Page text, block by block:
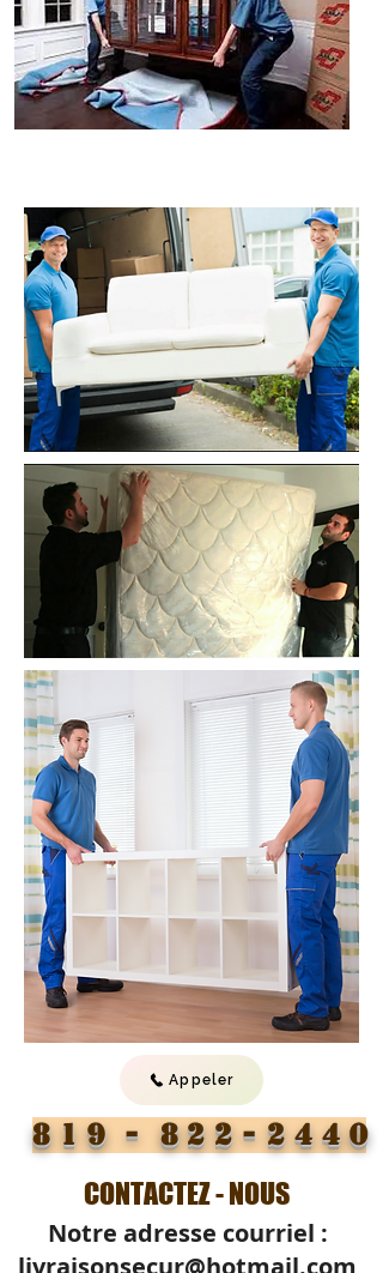
Appeler
8 1 9 -8 2 2 - 2 4 4 0
CONTACTEZ - NOUS
Notre adresse courriel :
livraisonsecur@hotmail.com